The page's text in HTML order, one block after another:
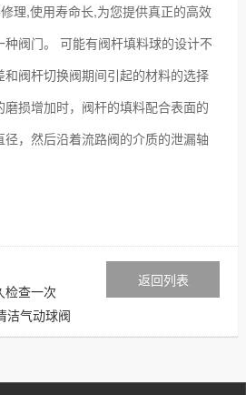
理,使用寿命长,为您提供真正的高效
阀门。 可能有阀杆填料球的设计不
阀杆切换阀期间引起的材料的选择
损增加时，阀杆的填料配合表面的
，然后沿着流路阀的介质的泄漏轴
返回列表
检查一次
洁气动球阀